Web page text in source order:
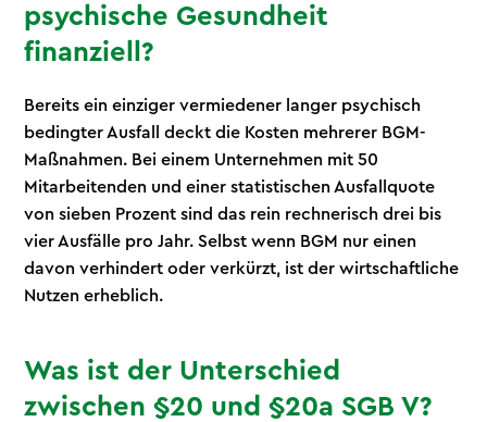
psychische Gesundheit
finanziell?
Bereits ein einziger vermiedener langer psychisch
bedingter Ausfall deckt die Kosten mehrerer BGM-
Maßnahmen. Bei einem Unternehmen mit 50
Mitarbeitenden und einer statistischen Ausfallquote
von sieben Prozent sind das rein rechnerisch drei bis
vier Ausfälle pro Jahr. Selbst wenn BGM nur einen
davon verhindert oder verkürzt, ist der wirtschaftliche
Nutzen erheblich.
Was ist der Unterschied
zwischen §20 und §20a SGB V?